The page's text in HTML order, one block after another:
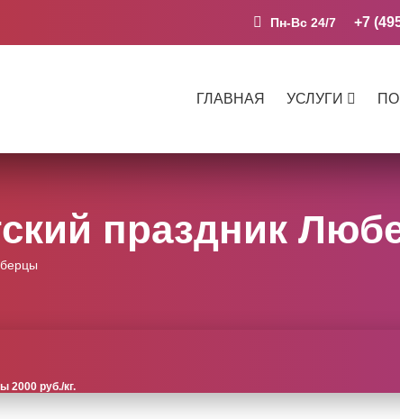
Пн-Вс 24/7 +7
ГЛАВНАЯ УСЛУГИ
праздник
2000 руб./кг.